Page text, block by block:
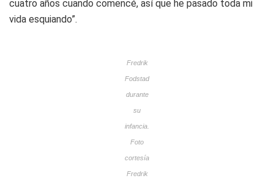
cuatro años cuando comencé, así que he pasado toda mi
vida esquiando”.
Fredrik
Fodstad
durante
su
infancia.
Foto
cortesía
Fredrik